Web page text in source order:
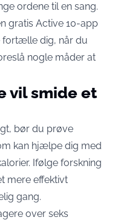
ordene til en sang.
gratis Active 10-app
fortælle dig, når du
nogle måder at
vil smide et
bør du prøve
kan hjælpe dig med
Ifølge forskning
mere effektivt
gang.
over seks